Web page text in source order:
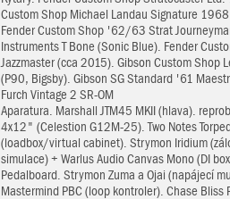
Custom Shop Michael Landau Signature
Fender Custom Shop '62/63 Strat
Instruments T Bone (Sonic Blue). Fender
Jazzmaster (cca 2015). Gibson Custom Shop
(P90, Bigsby). Gibson SG Standard '61
Furch Vintage 2 SR-OM
Aparatura. Marshall JTM45 MKII (hlava).
4x12" (Celestion G12M-25). Two Notes
(loadbox/virtual cabinet). Strymon Iridium
simulace) + Warlus Audio Canvas Mono (DI
Pedalboard. Strymon Zuma a Ojai (napájecí
Mastermind PBC (loop kontroler). Chase Bliss